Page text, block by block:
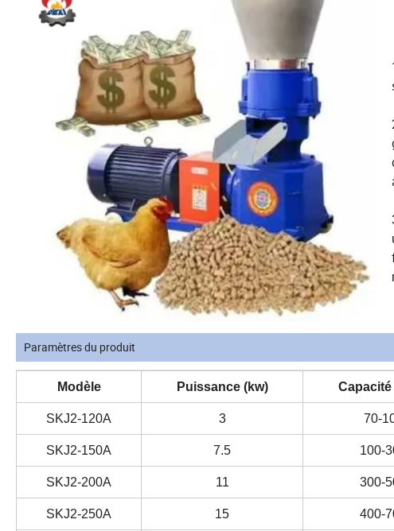
Paramètres du produit
Modèle Puissance (kw) Capacité
SKJ2-120A 3 70-
SKJ2-150A 7.5 100-
SKJ2-200A 11 300-
SKJ2-250A 15 400-